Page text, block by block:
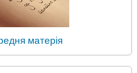
матерія